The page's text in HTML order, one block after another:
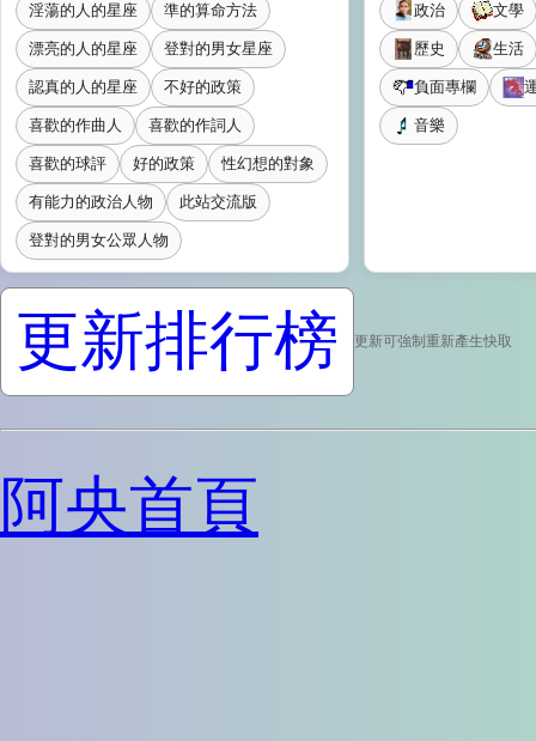
淫蕩的人的星座 準的算命方法
漂亮的人的星座 登對的男女星座
認真的人的星座 不好的政策
喜歡的作曲人 喜歡的作詞人
喜歡的球評 好的政策 性幻想的對象
有能力的政治人物 此站交流版
登對的男女公眾人物
政治 文學
歷史 生活
負面專欄
音樂
更新排行榜 更新可強制重新產生快取
阿央首頁